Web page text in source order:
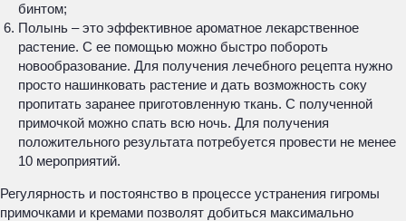
бинтом;
Полынь – это эффективное ароматное лекарственное
растение. С ее помощью можно быстро побороть
новообразование. Для получения лечебного рецепта нужно
просто нашинковать растение и дать возможность соку
пропитать заранее приготовленную ткань. С полученной
примочкой можно спать всю ночь. Для получения
положительного результата потребуется провести не менее
10 мероприятий.
Регулярность и постоянство в процессе устранения гигромы
примочками и кремами позволят добиться максимально